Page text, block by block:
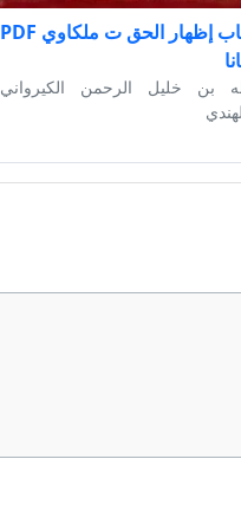
تحميل كتاب إظهار الحق ت ملكاوي PDF
بن خليل الرحمن الكيرواني